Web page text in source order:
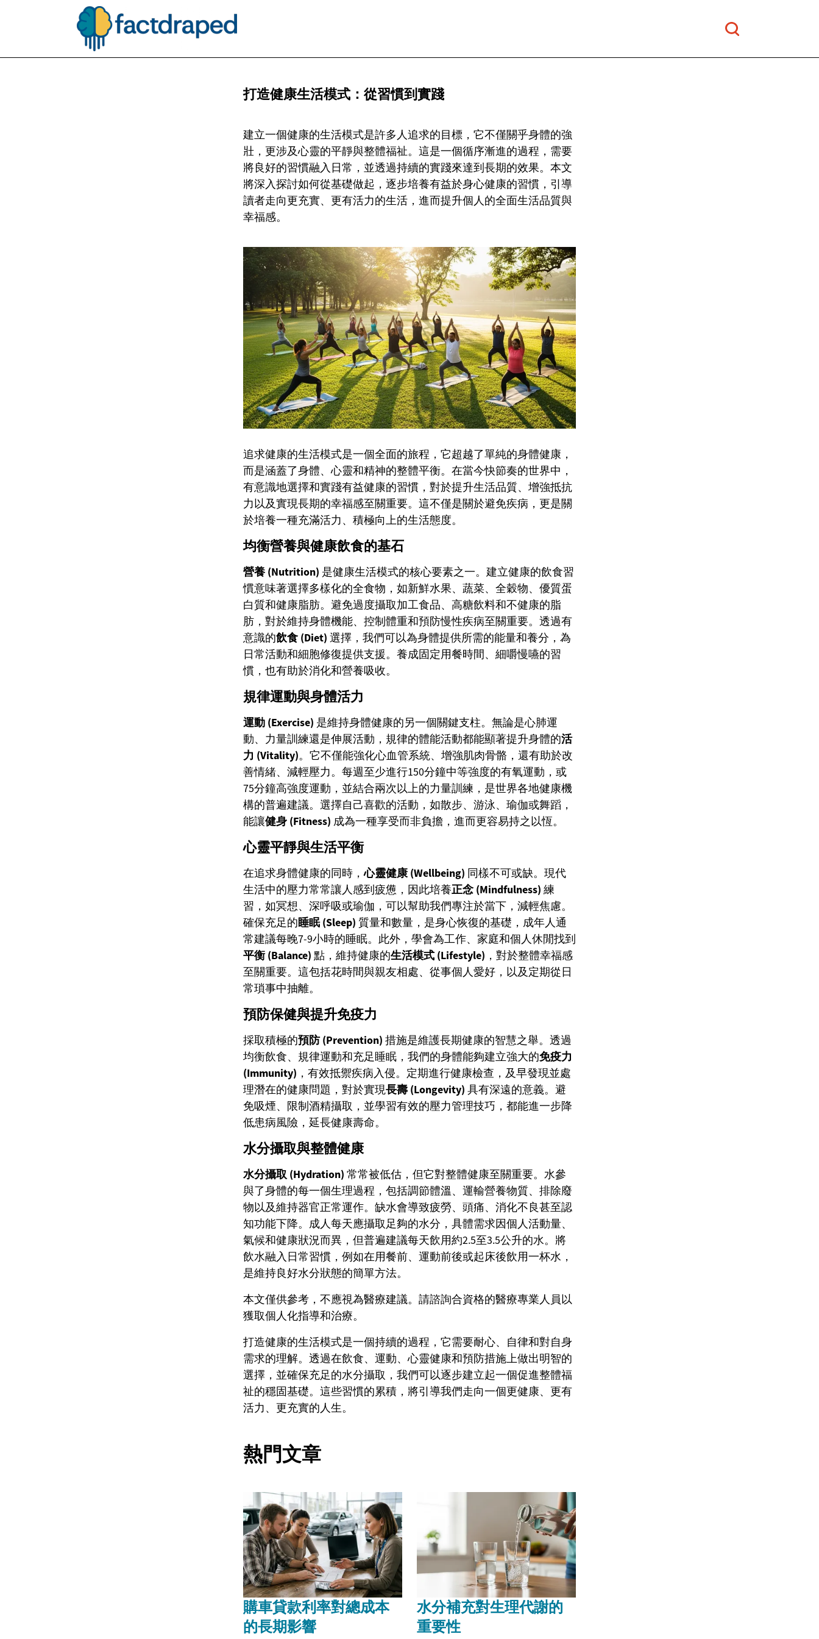
打造健康生活模式：從習慣到實踐
建立一個健康的生活模式是許多人追求的目標，它不僅關乎身體的強
壯，更涉及心靈的平靜與整體福祉。這是一個循序漸進的過程，需要
將良好的習慣融入日常，並透過持續的實踐來達到長期的效果。本文
將深入探討如何從基礎做起，逐步培養有益於身心健康的習慣，引導
讀者走向更充實、更有活力的生活，進而提升個人的全面生活品質與
幸福感。
追求健康的生活模式是一個全面的旅程，它超越了單純的身體健康，
而是涵蓋了身體、心靈和精神的整體平衡。在當今快節奏的世界中，
有意識地選擇和實踐有益健康的習慣，對於提升生活品質、增強抵抗
力以及實現長期的幸福感至關重要。這不僅是關於避免疾病，更是關
於培養一種充滿活力、積極向上的生活態度。
均衡營養與健康飲食的基石
營養 (Nutrition) 是健康生活模式的核心要素之一。建立健康的飲食習
慣意味著選擇多樣化的全食物，如新鮮水果、蔬菜、全穀物、優質蛋
白質和健康脂肪。避免過度攝取加工食品、高糖飲料和不健康的脂
肪，對於維持身體機能、控制體重和預防慢性疾病至關重要。透過有
意識的飲食 (Diet) 選擇，我們可以為身體提供所需的能量和養分，為
日常活動和細胞修復提供支援。養成固定用餐時間、細嚼慢嚥的習
慣，也有助於消化和營養吸收。
規律運動與身體活力
運動 (Exercise) 是維持身體健康的另一個關鍵支柱。無論是心肺運
動、力量訓練還是伸展活動，規律的體能活動都能顯著提升身體的活
力 (Vitality)。它不僅能強化心血管系統、增強肌肉骨骼，還有助於改
善情緒、減輕壓力。每週至少進行150分鐘中等強度的有氧運動，或
75分鐘高強度運動，並結合兩次以上的力量訓練，是世界各地健康機
構的普遍建議。選擇自己喜歡的活動，如散步、游泳、瑜伽或舞蹈，
能讓健身 (Fitness) 成為一種享受而非負擔，進而更容易持之以恆。
心靈平靜與生活平衡
在追求身體健康的同時，心靈健康 (Wellbeing) 同樣不可或缺。現代
生活中的壓力常常讓人感到疲憊，因此培養正念 (Mindfulness) 練
習，如冥想、深呼吸或瑜伽，可以幫助我們專注於當下，減輕焦慮。
確保充足的睡眠 (Sleep) 質量和數量，是身心恢復的基礎，成年人通
常建議每晚7-9小時的睡眠。此外，學會為工作、家庭和個人休閒找到
平衡 (Balance) 點，維持健康的生活模式 (Lifestyle) ，對於整體幸福感
至關重要。這包括花時間與親友相處、從事個人愛好，以及定期從日
常瑣事中抽離。
預防保健與提升免疫力
採取積極的預防 (Prevention) 措施是維護長期健康的智慧之舉。透過
均衡飲食、規律運動和充足睡眠，我們的身體能夠建立強大的免疫力
(Immunity) ，有效抵禦疾病入侵。定期進行健康檢查，及早發現並處
理潛在的健康問題，對於實現長壽 (Longevity) 具有深遠的意義。避
免吸煙、限制酒精攝取，並學習有效的壓力管理技巧，都能進一步降
低患病風險，延長健康壽命。
水分攝取與整體健康
水分攝取 (Hydration) 常常被低估，但它對整體健康至關重要。水參
與了身體的每一個生理過程，包括調節體溫、運輸營養物質、排除廢
物以及維持器官正常運作。缺水會導致疲勞、頭痛、消化不良甚至認
知功能下降。成人每天應攝取足夠的水分，具體需求因個人活動量、
氣候和健康狀況而異，但普遍建議每天飲用約2.5至3.5公升的水。將
飲水融入日常習慣，例如在用餐前、運動前後或起床後飲用一杯水，
是維持良好水分狀態的簡單方法。
本文僅供參考，不應視為醫療建議。請諮詢合資格的醫療專業人員以
獲取個人化指導和治療。
打造健康的生活模式是一個持續的過程，它需要耐心、自律和對自身
需求的理解。透過在飲食、運動、心靈健康和預防措施上做出明智的
選擇，並確保充足的水分攝取，我們可以逐步建立起一個促進整體福
祉的穩固基礎。這些習慣的累積，將引導我們走向一個更健康、更有
活力、更充實的人生。
熱門文章
購車貸款利率對總成本
的長期影響
水分補充對生理代謝的
重要性